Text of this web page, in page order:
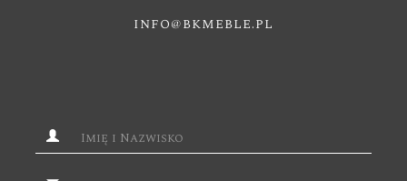
info@bkmeble.pl